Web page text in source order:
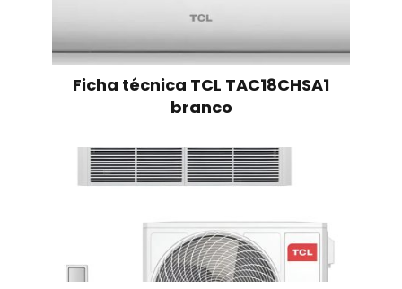
Ficha técnica TCL TAC18CHSA1
branco